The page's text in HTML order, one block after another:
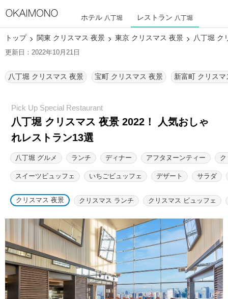
ホテル 八丁堀 レストラン 八丁堀
トップ 関東 クリスマス 夜景 東京 クリスマス 夜景 八丁堀 ク
更新日：2022年10月21日
八丁堀 クリスマス 夜景 宝町 クリスマス 夜景 新富町 クリスマ
八丁堀 クリスマス 夜景 2022！ 人気おしゃ
れレストラン13選
八丁堀 グルメ ランチ ディナー アフタヌーンティー
スイーツビュッフェ いちごビュッフェ デザート サラダ
クリスマス 夜景 クリスマス ランチ クリスマス ビュッフェ